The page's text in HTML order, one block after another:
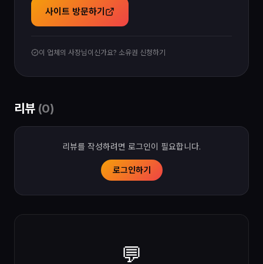
사이트 방문하기
이 업체의 사장님이신가요? 소유권 신청하기
리뷰 (0)
리뷰를 작성하려면 로그인이 필요합니다.
로그인하기
💬